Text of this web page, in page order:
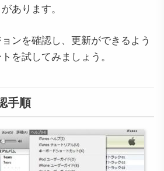
あります。
ンを確認し、更新ができるよう
を試してみましょう。
手順